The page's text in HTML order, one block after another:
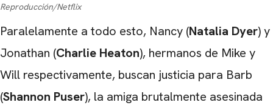
Reproducción/Netflix
Paralelamente a todo esto, Nancy (Natalia Dyer) y
Jonathan (Charlie Heaton), hermanos de Mike y
Will respectivamente, buscan justicia para Barb
(Shannon Puser), la amiga brutalmente asesinada